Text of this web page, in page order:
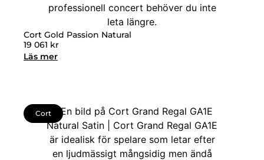
Cort Gold Passion Natural
19 061 kr
Läs mer
Cort